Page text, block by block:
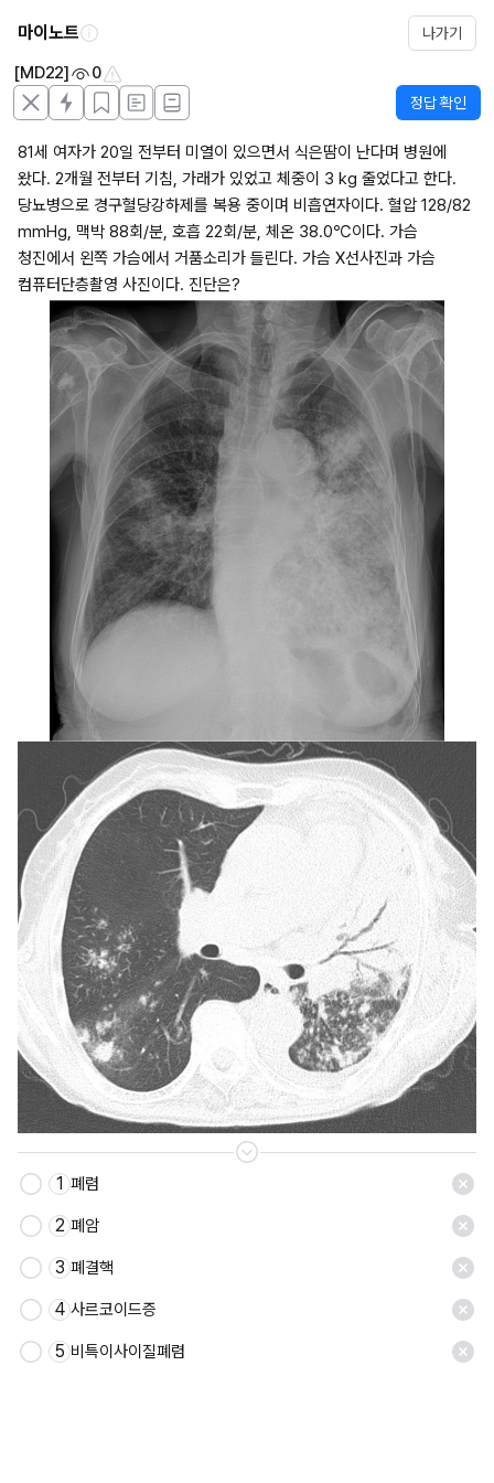
마이노트 나가기
[MD22] 0
정답 확인
81세 여자가 20일 전부터 미열이 있으면서 식은땀이 난다며 병원에
왔다. 2개월 전부터 기침, 가래가 있었고 체중이 3 kg 줄었다고 한다.
당뇨병으로 경구혈당강하제를 복용 중이며 비흡연자이다. 혈압 128/82
mmHg, 맥박 88회/분, 호흡 22회/분, 체온 38.0℃이다. 가슴
청진에서 왼쪽 가슴에서 거품소리가 들린다. 가슴 X선사진과 가슴
컴퓨터단층촬영 사진이다. 진단은?
저장
1 폐렴
2 폐암
3 폐결핵
4 사르코이드증
5 비특이사이질폐렴